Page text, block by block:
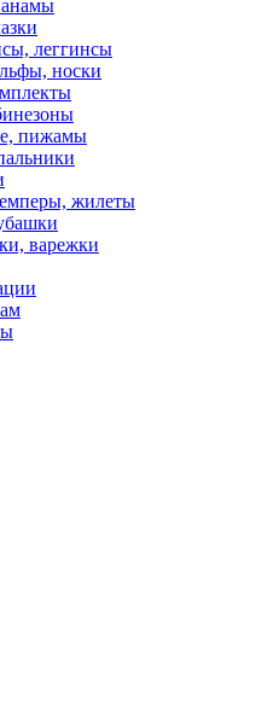
леггинсы
носки
пижамы
жилеты
варежки